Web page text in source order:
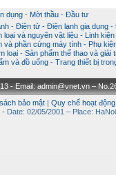
dụng - Mời thầu - Đầu tư
- Điện tử - Điện lạnh gia dụng -
loại và nguyên vật liệu -
Linh
và phần cứng máy tính - Phụ
loại - Sản phẩm thể thao và giải
và đồ uống - Trang thiết bị
- Email: admin@vnet.vn –
bảo mật Quy chế hoạt động
Date: 02/05/2001 – Place: